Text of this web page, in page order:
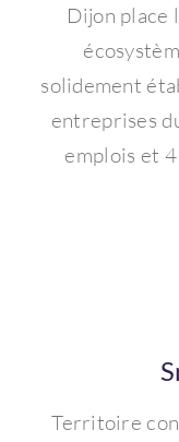
Dijon place
solidement
entreprises
emplois et
Territoire